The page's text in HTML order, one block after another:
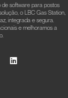
software para postos
o LBC Gas Station,
integrada e segura.
e melhoramos a